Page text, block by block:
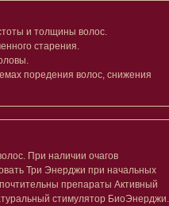
и толщины волос.
старения.
поредения волос, снижения
При наличии очагов
Три Энерджи при начальных
препараты Активный
стимулятор БиоЭнерджи.